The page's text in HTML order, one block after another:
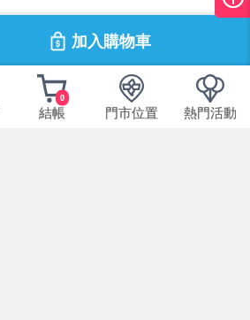
加入購物車
0
結帳 門市位置 熱門活動